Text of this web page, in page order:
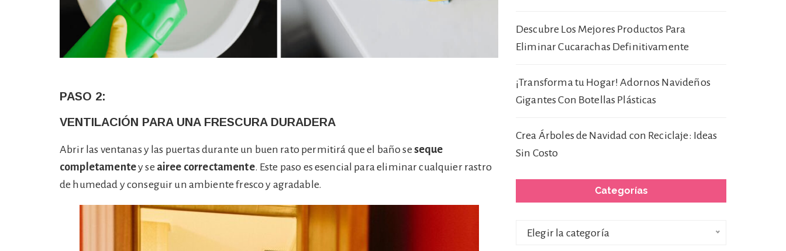
PASO 2:
VENTILACIÓN PARA UNA FRESCURA DURADERA
Abrir las ventanas y las puertas durante un buen rato permitirá que el baño se seque
completamentey se airee correctamente. Este paso es esencial para eliminar cualquier rastro
de humedad y conseguir un ambiente fresco y agradable.
Descubre Los Mejores Productos Para
Eliminar Cucarachas Definitivamente
¡Transforma tu Hogar! Adornos Navideños
Gigantes Con Botellas Plásticas
Crea Árboles de Navidad con Reciclaje: Ideas
Sin Costo
Categorías
Categorías
Elegir la categoría